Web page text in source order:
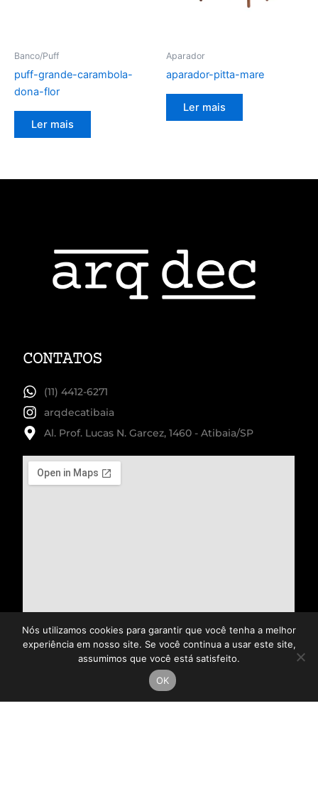
Banco/Puff
puff-grande-carambola-
dona-flor
Ler mais
Aparador
aparador-pitta-mare
Ler mais
CONTATOS
(11) 4412-6271
arqdecatibaia
Al. Prof. Lucas N. Garcez, 1460 - Atibaia/SP
Nós utilizamos cookies para garantir que você tenha a melhor
experiência em nosso site. Se você continua a usar este site,
assumimos que você está satisfeito.
OK